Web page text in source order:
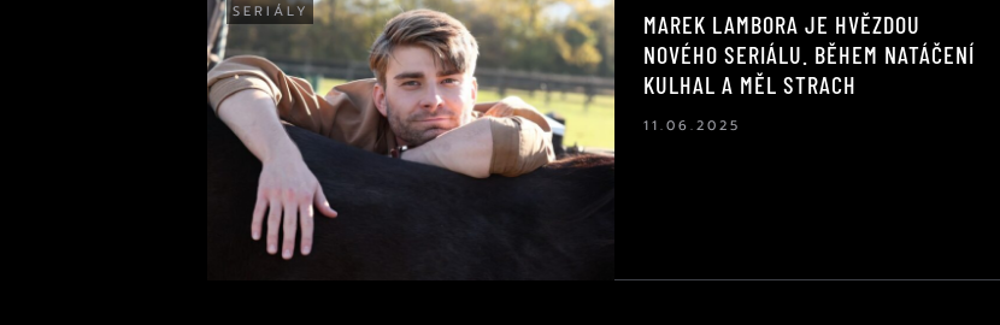
SERIÁLY
MAREK LAMBORA JE HVĚZDOU
NOVÉHO SERIÁLU. BĚHEM NATÁČENÍ
KULHAL A MĚL STRACH
11.06.2025